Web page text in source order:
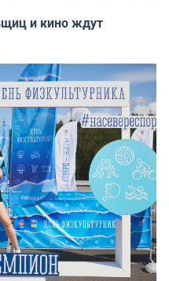
и кино ждут